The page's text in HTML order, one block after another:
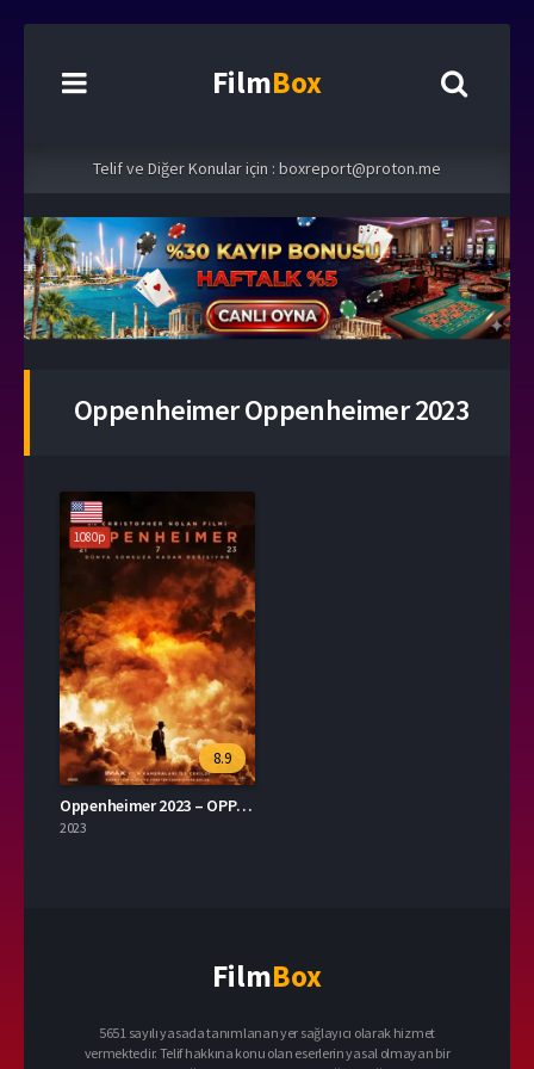
FilmBox
Telif ve Diğer Konular için : boxreport@proton.me
Oppenheimer Oppenheimer 2023
1080p
8.9
Oppenheimer 2023 – OPPENHEIMER 1080p Turkce Altyazi izle
2023
FilmBox
5651 sayılı yasada tanımlanan yer sağlayıcı olarak hizmet
vermektedir. Telif hakkına konu olan eserlerin yasal olmayan bir